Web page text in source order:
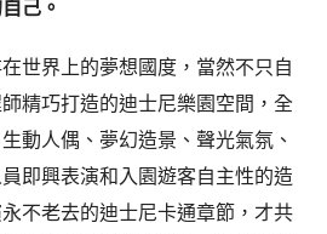
己。
世界上的夢想國度，當然不只自
精巧打造的迪士尼樂園空間，全
動人偶、夢幻造景、聲光氣氛、
即興表演和入園遊客自主性的造
不老去的迪士尼卡通章節，才共